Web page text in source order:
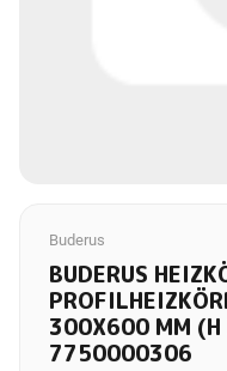
Buderus
BUDERUS
300X600 MM (H
7750000306